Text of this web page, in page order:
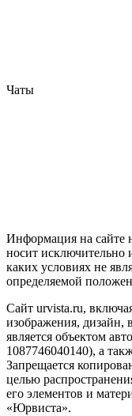
Чаты
Информация на сайте
носит
каких условиях не
определяемой
Сайт urvista.ru,
изображения, дизайн,
является объектом
1087746040140), а
Запрещается
целью
его элементов и
«Юрвиста».